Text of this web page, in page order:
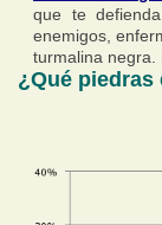
que te
enemigos,
turmalina negra.
¿Qué